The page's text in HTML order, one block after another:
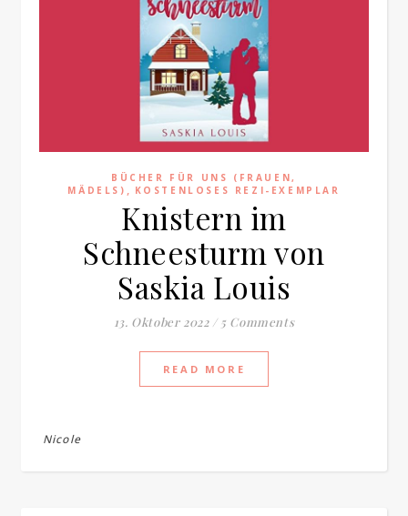
BÜCHER FÜR UNS (FRAUEN,
MÄDELS) , KOSTENLOSES REZI-EXEMPLAR
Knistern im
Schneesturm von
Saskia Louis
13. Oktober 2022 / 5 Comments
READ MORE
Nicole